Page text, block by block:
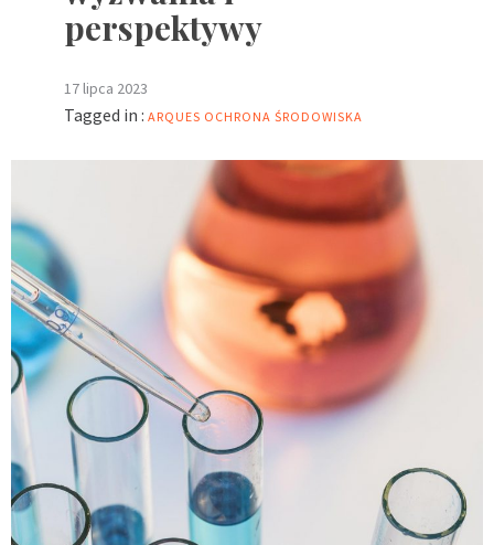
perspektywy
17 lipca 2023
Tagged in : ARQUES OCHRONA ŚRODOWISKA